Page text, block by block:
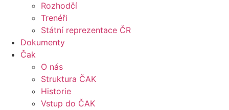
Rozhodčí
Trenéři
Státní reprezentace ČR
Dokumenty
Čak
O nás
Struktura ČAK
Historie
Vstup do ČAK